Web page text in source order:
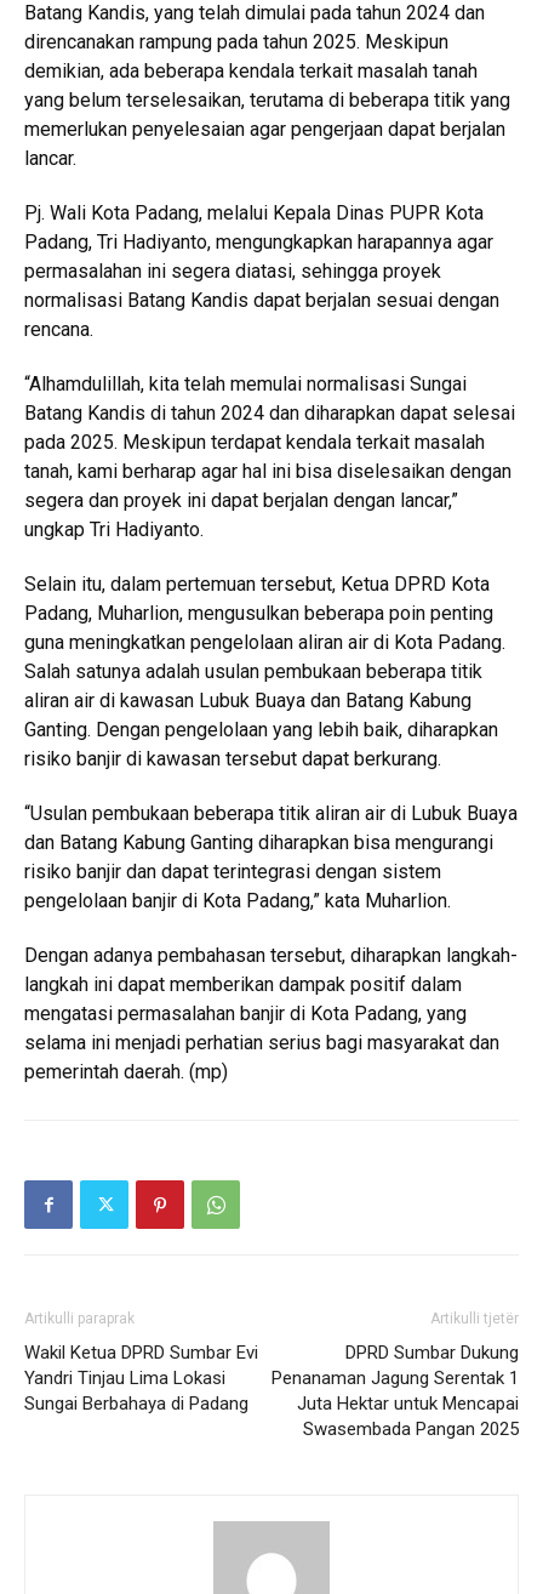
Batang Kandis, yang telah dimulai pada tahun 2024 dan
direncanakan rampung pada tahun 2025. Meskipun
demikian, ada beberapa kendala terkait masalah tanah
yang belum terselesaikan, terutama di beberapa titik yang
memerlukan penyelesaian agar pengerjaan dapat berjalan
lancar.
Pj. Wali Kota Padang, melalui Kepala Dinas PUPR Kota
Padang, Tri Hadiyanto, mengungkapkan harapannya agar
permasalahan ini segera diatasi, sehingga proyek
normalisasi Batang Kandis dapat berjalan sesuai dengan
rencana.
“Alhamdulillah, kita telah memulai normalisasi Sungai
Batang Kandis di tahun 2024 dan diharapkan dapat selesai
pada 2025. Meskipun terdapat kendala terkait masalah
tanah, kami berharap agar hal ini bisa diselesaikan dengan
segera dan proyek ini dapat berjalan dengan lancar,”
ungkap Tri Hadiyanto.
Selain itu, dalam pertemuan tersebut, Ketua DPRD Kota
Padang, Muharlion, mengusulkan beberapa poin penting
guna meningkatkan pengelolaan aliran air di Kota Padang.
Salah satunya adalah usulan pembukaan beberapa titik
aliran air di kawasan Lubuk Buaya dan Batang Kabung
Ganting. Dengan pengelolaan yang lebih baik, diharapkan
risiko banjir di kawasan tersebut dapat berkurang.
“Usulan pembukaan beberapa titik aliran air di Lubuk Buaya
dan Batang Kabung Ganting diharapkan bisa mengurangi
risiko banjir dan dapat terintegrasi dengan sistem
pengelolaan banjir di Kota Padang,” kata Muharlion.
Dengan adanya pembahasan tersebut, diharapkan langkah-
langkah ini dapat memberikan dampak positif dalam
mengatasi permasalahan banjir di Kota Padang, yang
selama ini menjadi perhatian serius bagi masyarakat dan
pemerintah daerah. (mp)
Artikulli paraprak
Wakil Ketua DPRD Sumbar Evi
Yandri Tinjau Lima Lokasi
Sungai Berbahaya di Padang
Artikulli tjetër
DPRD Sumbar Dukung
Penanaman Jagung Serentak 1
Juta Hektar untuk Mencapai
Swasembada Pangan 2025